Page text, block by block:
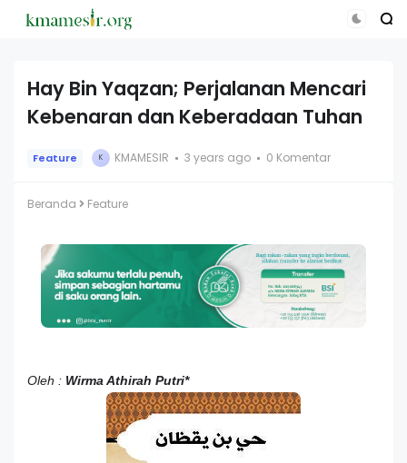
Hay Bin Yaqzan; Perjalanan Mencari
Kebenaran dan Keberadaan Tuhan
Feature K KMAMESIR 3 years ago 0 Komentar
Beranda Feature
Oleh : Wirma Athirah Putri*